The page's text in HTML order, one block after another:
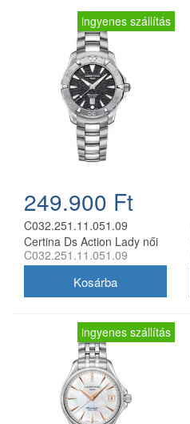
ingyenes szállítás
249.900 Ft
C032.251.11.051.09
Certina Ds Action Lady női
analóg karóra
C032.251.11.051.09
ingyenes szállítás